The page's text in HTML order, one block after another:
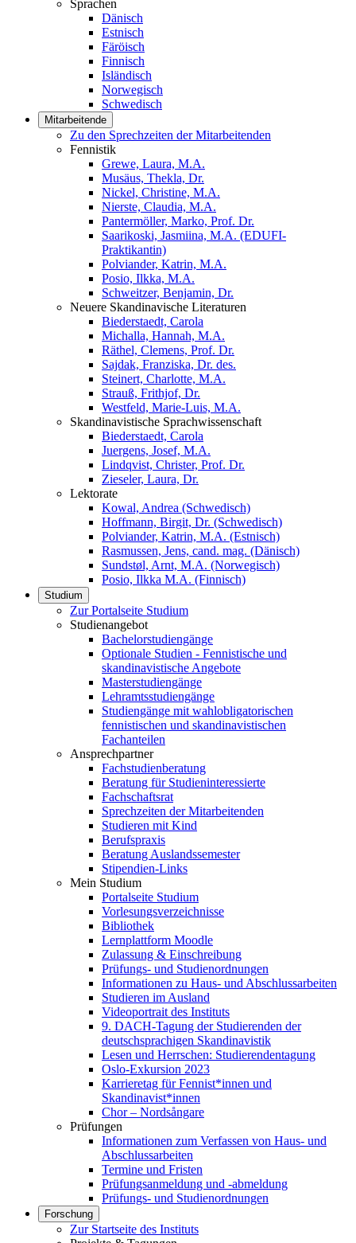
Sprachen
Dänisch
Estnisch
Färöisch
Finnisch
Isländisch
Norwegisch
Schwedisch
Mitarbeitende
Zu den Sprechzeiten der Mitarbeitenden
Fennistik
Grewe, Laura, M.A.
Musäus, Thekla, Dr.
Nickel, Christine, M.A.
Nierste, Claudia, M.A.
Pantermöller, Marko, Prof. Dr.
Saarikoski, Jasmiina, M.A. (EDUFI-
Praktikantin)
Polviander, Katrin, M.A.
Posio, Ilkka, M.A.
Schweitzer, Benjamin, Dr.
Neuere Skandinavische Literaturen
Biederstaedt, Carola
Michalla, Hannah, M.A.
Räthel, Clemens, Prof. Dr.
Sajdak, Franziska, Dr. des.
Steinert, Charlotte, M.A.
Strauß, Frithjof, Dr.
Westfeld, Marie-Luis, M.A.
Skandinavistische Sprachwissenschaft
Biederstaedt, Carola
Juergens, Josef, M.A.
Lindqvist, Christer, Prof. Dr.
Zieseler, Laura, Dr.
Lektorate
Kowal, Andrea (Schwedisch)
Hoffmann, Birgit, Dr. (Schwedisch)
Polviander, Katrin, M.A. (Estnisch)
Rasmussen, Jens, cand. mag. (Dänisch)
Sundstøl, Arnt, M.A. (Norwegisch)
Posio, Ilkka M.A. (Finnisch)
Studium
Zur Portalseite Studium
Studienangebot
Bachelorstudiengänge
Optionale Studien - Fennistische und
skandinavistische Angebote
Masterstudiengänge
Lehramtsstudiengänge
Studiengänge mit wahlobligatorischen
fennistischen und skandinavistischen
Fachanteilen
Ansprechpartner
Fachstudienberatung
Beratung für Studieninteressierte
Fachschaftsrat
Sprechzeiten der Mitarbeitenden
Studieren mit Kind
Berufspraxis
Beratung Auslandssemester
Stipendien-Links
Mein Studium
Portalseite Studium
Vorlesungsverzeichnisse
Bibliothek
Lernplattform Moodle
Zulassung & Einschreibung
Prüfungs- und Studienordnungen
Informationen zu Haus- und Abschlussarbeiten
Studieren im Ausland
Videoportrait des Instituts
9. DACH-Tagung der Studierenden der
deutschsprachigen Skandinavistik
Lesen und Herrschen: Studierendentagung
Oslo-Exkursion 2023
Karrieretag für Fennist*innen und
Skandinavist*innen
Chor – Nordsångare
Prüfungen
Informationen zum Verfassen von Haus- und
Abschlussarbeiten
Termine und Fristen
Prüfungsanmeldung und -abmeldung
Prüfungs- und Studienordnungen
Forschung
Zur Startseite des Instituts